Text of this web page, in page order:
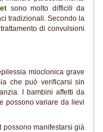
sono molto difficili da
tradizionali. Secondo la
di convulsioni
mioclonica grave
che può verificarsi sin
I bambini affetti da
possono variare da lievi
possono manifestarsi già